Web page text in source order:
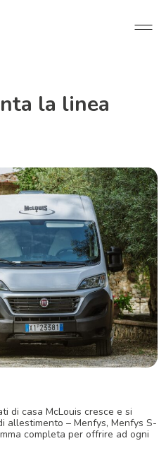
la linea
di casa McLouis cresce e si
allestimento – Menfys, Menfys S-
completa per offrire ad ogni